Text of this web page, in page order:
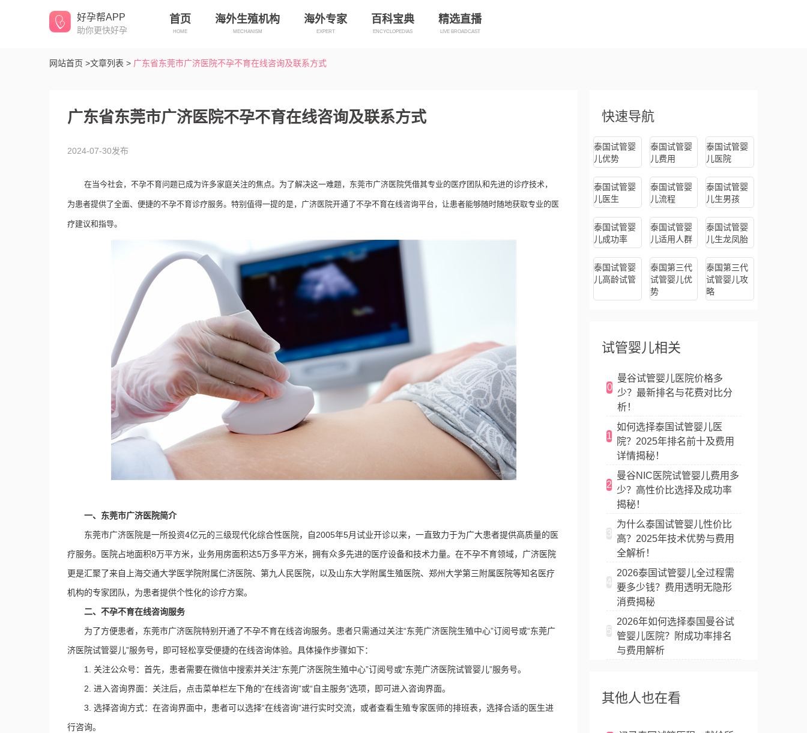
好孕帮APP
助你更快好孕
首页
HOME
海外生殖机构
MECHANISM
海外专家
EXPERT
百科宝典
ENCYCLOPEDIAS
精选直播
LIVE BROADCAST
网站首页 >文章列表 > 广东省东莞市广济医院不孕不育在线咨询及联系方式
快速导航
泰国试管婴
儿优势
泰国试管婴
儿费用
泰国试管婴
儿医院
泰国试管婴
儿医生
泰国试管婴
儿流程
泰国试管婴
儿生男孩
泰国试管婴
儿成功率
泰国试管婴
儿适用人群
泰国试管婴
儿生龙凤胎
泰国试管婴
儿高龄试管
泰国第三代
试管婴儿优
势
泰国第三代
试管婴儿攻
略
试管婴儿相关
0
曼谷试管婴儿医院价格多
少？最新排名与花费对比分
析！
1
如何选择泰国试管婴儿医
院？2025年排名前十及费用
详情揭秘！
2
曼谷NIC医院试管婴儿费用多
少？高性价比选择及成功率
揭秘！
3
为什么泰国试管婴儿性价比
高？2025年技术优势与费用
全解析！
4
2026泰国试管婴儿全过程需
要多少钱？费用透明无隐形
消费揭秘
5
2026年如何选择泰国曼谷试
管婴儿医院？附成功率排名
与费用解析
其他人也在看
广东省东莞市广济医院不孕不育在线咨询及联系方式
2024-07-30发布
在当今社会，不孕不育问题已成为许多家庭关注的焦点。为了解决这一难题，东莞市广济医院凭借其专业的医疗团队和先进的诊疗技术，
为患者提供了全面、便捷的不孕不育诊疗服务。特别值得一提的是，广济医院开通了不孕不育在线咨询平台，让患者能够随时随地获取专业的医
疗建议和指导。
一、东莞市广济医院简介
东莞市广济医院是一所投资4亿元的三级现代化综合性医院，自2005年5月试业开诊以来，一直致力于为广大患者提供高质量的医
疗服务。医院占地面积8万平方米，业务用房面积达5万多平方米，拥有众多先进的医疗设备和技术力量。在不孕不育领域，广济医院
更是汇聚了来自上海交通大学医学院附属仁济医院、第九人民医院，以及山东大学附属生殖医院、郑州大学第三附属医院等知名医疗
机构的专家团队，为患者提供个性化的诊疗方案。
二、不孕不育在线咨询服务
为了方便患者，东莞市广济医院特别开通了不孕不育在线咨询服务。患者只需通过关注“东莞广济医院生殖中心”订阅号或“东莞广
济医院试管婴儿”服务号，即可轻松享受便捷的在线咨询体验。具体操作步骤如下：
1. 关注公众号：首先，患者需要在微信中搜索并关注“东莞广济医院生殖中心”订阅号或“东莞广济医院试管婴儿”服务号。
2. 进入咨询界面：关注后，点击菜单栏左下角的“在线咨询”或“自主服务”选项，即可进入咨询界面。
3. 选择咨询方式：在咨询界面中，患者可以选择“在线咨询”进行实时交流，或者查看生殖专家医师的排班表，选择合适的医生进
行咨询。